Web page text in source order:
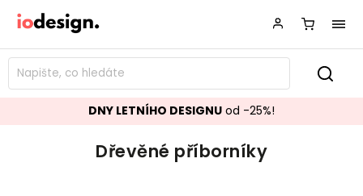
DNY LETNÍHO DESIGNU od -25%!
Dřevěné příborníky